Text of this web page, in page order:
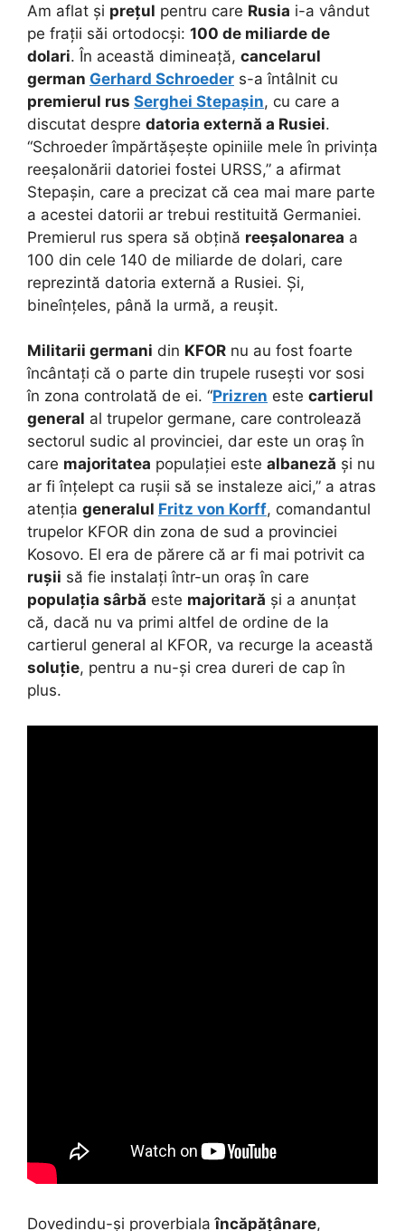
Am aflat și prețul pentru care Rusia i-a vândut
pe frații săi ortodocși: 100 de miliarde de
dolari. În această dimineață, cancelarul
german Gerhard Schroeder s-a întâlnit cu
premierul rus Serghei Stepașin, cu care a
discutat despre datoria externă a Rusiei.
“Schroeder împărtășește opiniile mele în privința
reeșalonării datoriei fostei URSS,” a afirmat
Stepașin, care a precizat că cea mai mare parte
a acestei datorii ar trebui restituită Germaniei.
Premierul rus spera să obțină reeșalonarea a
100 din cele 140 de miliarde de dolari, care
reprezintă datoria externă a Rusiei. Și,
bineînțeles, până la urmă, a reușit.
Militarii germani din KFOR nu au fost foarte
încântați că o parte din trupele rusești vor sosi
în zona controlată de ei. “Prizren este cartierul
general al trupelor germane, care controlează
sectorul sudic al provinciei, dar este un oraș în
care majoritatea populației este albaneză și nu
ar fi înțelept ca rușii să se instaleze aici,” a atras
atenția generalul Fritz von Korff, comandantul
trupelor KFOR din zona de sud a provinciei
Kosovo. El era de părere că ar fi mai potrivit ca
rușii să fie instalați într-un oraș în care
populația sârbă este majoritară și a anunțat
că, dacă nu va primi altfel de ordine de la
cartierul general al KFOR, va recurge la această
soluție, pentru a nu-și crea dureri de cap în
plus.
Dovedindu-și proverbialaîncăpățânare,